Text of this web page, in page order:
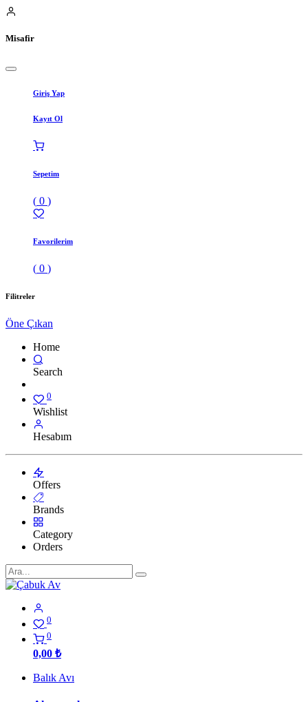
Misafir
Giriş Yap
Kayıt Ol
Sepetim
( 0 )
Favorilerim
( 0 )
Filitreler
Öne Çıkan
Home
Search
0
Wishlist
Hesabım
Offers
Brands
Category
Orders
0
0
0,00 ₺
Balık Avı